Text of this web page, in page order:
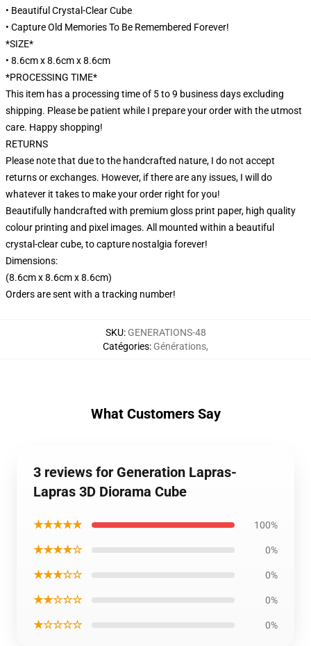
• Beautiful Crystal-Clear Cube
• Capture Old Memories To Be Remembered Forever!
*SIZE*
• 8.6cm x 8.6cm x 8.6cm
*PROCESSING TIME*
This item has a processing time of 5 to 9 business days excluding
shipping. Please be patient while I prepare your order with the utmost
care. Happy shopping!
RETURNS
Please note that due to the handcrafted nature, I do not accept
returns or exchanges. However, if there are any issues, I will do
whatever it takes to make your order right for you!
Beautifully handcrafted with premium gloss print paper, high quality
colour printing and pixel images. All mounted within a beautiful
crystal-clear cube, to capture nostalgia forever!
Dimensions:
(8.6cm x 8.6cm x 8.6cm)
Orders are sent with a tracking number!
SKU: GENERATIONS-48
Catégories: Générations,
What Customers Say
3 reviews for Generation Lapras-
Lapras 3D Diorama Cube
★★★★★ 100%
★★★★☆ 0%
★★★☆☆ 0%
★★☆☆☆ 0%
★☆☆☆☆ 0%